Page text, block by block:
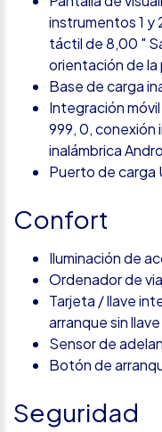
instrumentos 1 y
táctil de 8,00 "
orientación de la
Base de carga
Integración
999, 0, conexión
inalámbrica
Puerto de carga
Confort
Iluminación de
Ordenador de
Tarjeta / llave
arranque sin llave
Sensor de
Botón de
Seguridad